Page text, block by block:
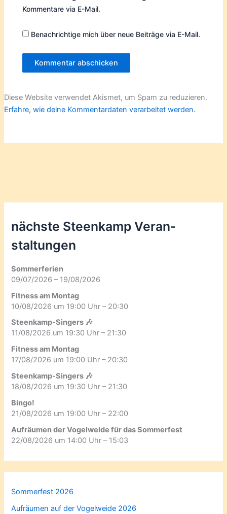
Kommentare via E-Mail.
Benachrichtige mich über neue Beiträge via E-Mail.
Diese Website verwendet Akismet, um Spam zu reduzieren.
Erfahre, wie deine Kommentardaten verarbeitet werden.
nächste Steenkamp Veran­
staltungen
Sommerferien
09/07/2026 – 19/08/2026
Fitness am Montag
10/08/2026 um 19:00 Uhr – 20:30
Steenkamp-Singers 🎶
11/08/2026 um 19:30 Uhr – 21:30
Fitness am Montag
17/08/2026 um 19:00 Uhr – 20:30
Steenkamp-Singers 🎶
18/08/2026 um 19:30 Uhr – 21:30
Bingo!
21/08/2026 um 19:00 Uhr – 22:00
Aufräumen der Vogelweide für das Sommerfest
22/08/2026 um 14:00 Uhr – 15:03
Sommerfest 2026
Aufräumen auf der Vogelweide 2026